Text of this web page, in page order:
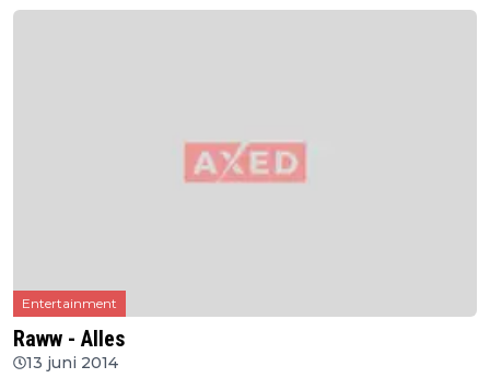
Entertainment
Raww - Alles
13 juni 2014